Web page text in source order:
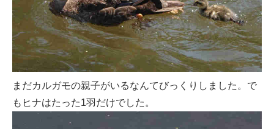
まだカルガモの親子がいるなんてびっくりしました。で
もヒナはたった1羽だけでした。